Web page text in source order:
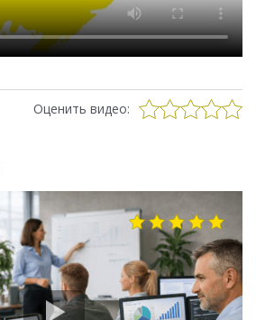
Оценить видео: